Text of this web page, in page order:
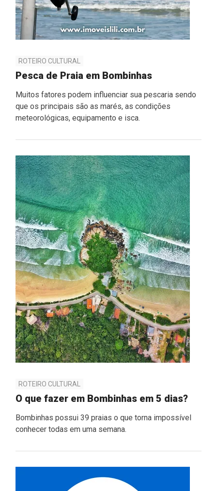
ROTEIRO CULTURAL
Pesca de Praia em Bombinhas
Muitos fatores podem influenciar sua pescaria sendo
que os principais são as marés, as condições
meteorológicas, equipamento e isca.
ROTEIRO CULTURAL
O que fazer em Bombinhas em 5 dias?
Bombinhas possui 39 praias o que torna impossível
conhecer todas em uma semana.